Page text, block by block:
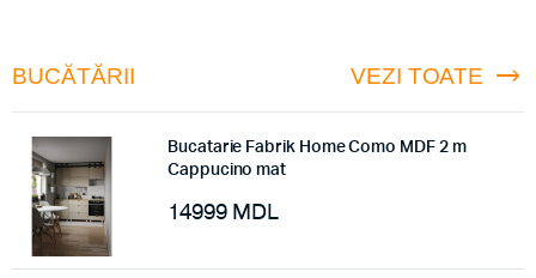
BUCĂTĂRII VEZI TOATE
Bucatarie Fabrik Home Como MDF 2 m
Cappucino mat
14999 MDL